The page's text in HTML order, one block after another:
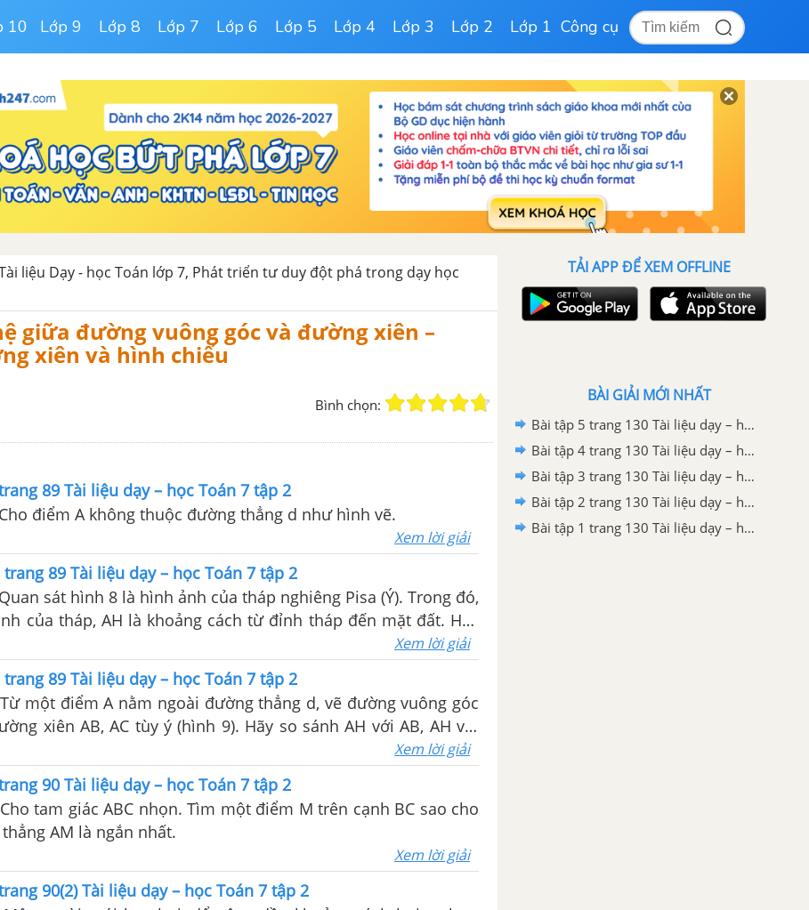
10 Lớp 9 Lớp 8 Lớp 7 Lớp 6 Lớp 5 Lớp 4 Lớp 3 Lớp 2 Lớp 1 Công cụ
liệu Dạy - học Toán lớp 7, Phát triển tư duy đột phá trong dạy học
giữa đường vuông góc và đường xiên –
xiên và hình chiếu
Bình chọn:
89 Tài liệu dạy – học Toán 7 tập 2
điểm A không thuộc đường thẳng d như hình vẽ.
Xem lời giải
89 Tài liệu dạy – học Toán 7 tập 2
sát hình 8 là hình ảnh của tháp nghiêng Pisa (Ý). Trong đó,
của tháp, AH là khoảng cách từ đỉnh tháp đến mặt đất. Hãy
Xem lời giải
89 Tài liệu dạy – học Toán 7 tập 2
một điểm A nằm ngoài đường thẳng d, vẽ đường vuông góc
xiên AB, AC tùy ý (hình 9). Hãy so sánh AH với AB, AH với
kết luận (có thể dùng định lí quan hệ góc và cạnh đối diện
giác hoặc định lí Py – ta – go)
Xem lời giải
90 Tài liệu dạy – học Toán 7 tập 2
tam giác ABC nhọn. Tìm một điểm M trên cạnh BC sao cho
AM là ngắn nhất.
Xem lời giải
90(2) Tài liệu dạy – học Toán 7 tập 2
TẢI APP ĐỂ XEM OFFLINE
BÀI GIẢI MỚI NHẤT
Bài tập 5 trang 130 Tài liệu dạy – học Toán 7 tập 2 - Hình học
Bài tập 4 trang 130 Tài liệu dạy – học Toán 7 tập 2 - Hình học
Bài tập 3 trang 130 Tài liệu dạy – học Toán 7 tập 2 - Hình học
Bài tập 2 trang 130 Tài liệu dạy – học Toán 7 tập 2
Bài tập 1 trang 130 Tài liệu dạy – học Toán 7 tập 2